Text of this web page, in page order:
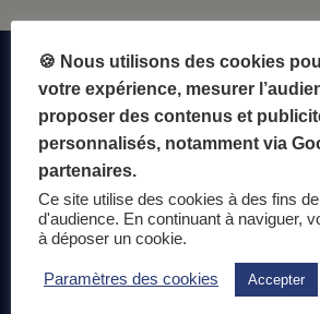
La science du microbiote intestinal au
santé au quotidien.
🍪 Nous utilisons des cookies
votre expérience, mesurer
proposer des contenus et
personnalisés, notamment via
partenaires.
Ce site utilise des cookies à des fins
d'audience. En continuant à naviguer,
à déposer un cookie.
Paramètres des cookies Accepter